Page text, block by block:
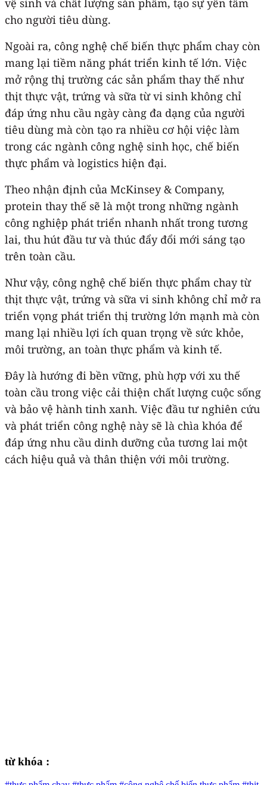
cho người tiêu dùng.
Ngoài ra, công nghệ chế biến thực phẩm chay còn
mang lại tiềm năng phát triển kinh tế lớn. Việc
mở rộng thị trường các sản phẩm thay thế như
thịt thực vật, trứng và sữa từ vi sinh không chỉ
đáp ứng nhu cầu ngày càng đa dạng của người
tiêu dùng mà còn tạo ra nhiều cơ hội việc làm
trong các ngành công nghệ sinh học, chế biến
thực phẩm và logistics hiện đại.
Theo nhận định của McKinsey & Company,
protein thay thế sẽ là một trong những ngành
công nghiệp phát triển nhanh nhất trong tương
lai, thu hút đầu tư và thúc đẩy đổi mới sáng tạo
trên toàn cầu.
Như vậy, công nghệ chế biến thực phẩm chay từ
thịt thực vật, trứng và sữa vi sinh không chỉ mở ra
triển vọng phát triển thị trường lớn mạnh mà còn
mang lại nhiều lợi ích quan trọng về sức khỏe,
môi trường, an toàn thực phẩm và kinh tế.
Đây là hướng đi bền vững, phù hợp với xu thế
toàn cầu trong việc cải thiện chất lượng cuộc sống
và bảo vệ hành tinh xanh. Việc đầu tư nghiên cứu
và phát triển công nghệ này sẽ là chìa khóa để
đáp ứng nhu cầu dinh dưỡng của tương lai một
cách hiệu quả và thân thiện với môi trường.
từ khóa :